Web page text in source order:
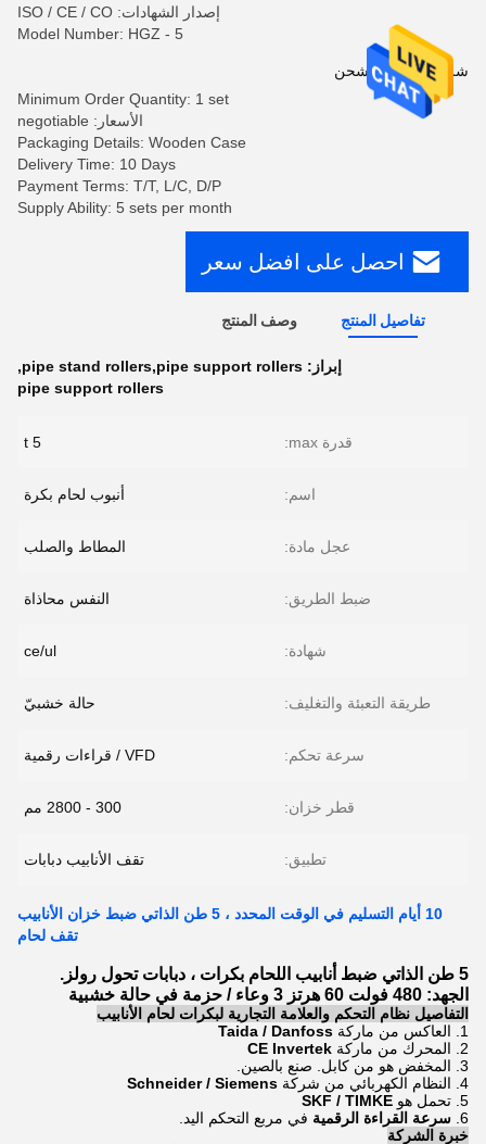
إصدار الشهادات: ISO / CE / CO
Model Number: HGZ - 5
شروط الدفع والشحن
Minimum Order Quantity: 1 set
الأسعار: negotiable
Packaging Details: Wooden Case
Delivery Time: 10 Days
Payment Terms: T/T, L/C, D/P
Supply Ability: 5 sets per month
احصل على افضل سعر
تفاصيل المنتج وصف المنتج
إبراز: pipe stand rollers,pipe support rollers
,
pipe support rollers
قدرة max: 5 t
اسم: أنبوب لحام بكرة
عجل مادة: المطاط والصلب
ضبط الطريق: النفس محاذاة
شهادة: ce/ul
طريقة التعبئة والتغليف: حالة خشبيّ
سرعة تحكم: VFD / قراءات رقمية
قطر خزان: 300 - 2800 مم
تطبيق: تقف الأنابيب دبابات
10 أيام التسليم في الوقت المحدد ، 5 طن الذاتي ضبط خزان الأنابيب
تقف لحام
5 طن الذاتي ضبط أنابيب اللحام بكرات ، دبابات تحول رولز.
الجهد: 480 فولت 60 هرتز 3 وعاء / حزمة في حالة خشبية
التفاصيل نظام التحكم والعلامة التجارية لبكرات لحام الأنابيب
1. العاكس من ماركة
Taida / Danfoss
2. المحرك من ماركة
CE Invertek
3. المخفض هو من كابل. صنع بالصين.
4. النظام الكهربائي من شركة
Schneider / Siemens
5. تحمل هو
SKF / TIMKE
6. سرعة القراءة الرقمية في مربع التحكم اليد.
خبرة الشركة